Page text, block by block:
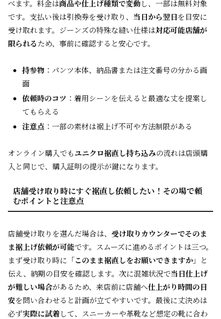
べます。料金は商品や仕上げ種類で変動し、一部は無料対象
です。支払い後は引換券を受け取り、 当日から翌日を目安に
受け取れます。ジーンズの特殊な縫い仕様は対応可能店舗が
限られるため、事前に確認すると安心です。
持参物 ：パンツ本体、納品書または注文番号の分かる画
面
依頼時のコツ ：着用シーンを伝えると最適な丈を提案し
てもらえる
注意点 ：一部の素材は裾上げ不可や方法制限がある
オンライン購入でもユニクロ裾直し持ち込みの流れは店頭購
入と同じで、購入証明の提示が鍵になります。
店舗受け取り時にすぐ裾直し依頼したい！その場で頼
むポイントと注意点
店舗受け取りを選んだ場合は、 受け取りカウンターでそのま
ま裾上げ依頼が可能です。スムーズに進めるポイントは三つ。
まず受け取り時に「このまま裾直しをお願いできますか」と
伝え、納期の目安を確認します。次に混雑状況で当日仕上げ
が難しい場合があるため、来店前に店舗へ仕上がり時間の目
安を問い合わせると計画が立てやすいです。最後に丈決めは
必ず実際に試着して、スニーカーや革靴など想定の靴に合わ